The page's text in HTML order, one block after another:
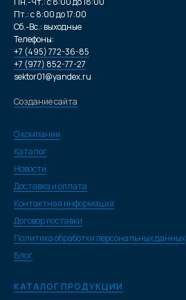
Пт.: с 8:00 до 17:00
Сб.-Вс.: выходные
Телефоны:
+7 (495) 772-36-85
+7 (977) 852-77-27
sektor01@yandex.ru
Создание сайта
О компании
Каталог
Новости
Доставка и оплата
Контактная информация
Договор поставки
Политика обработки персональных данных
Блог
КАТАЛОГ ПРОДУКЦИИ